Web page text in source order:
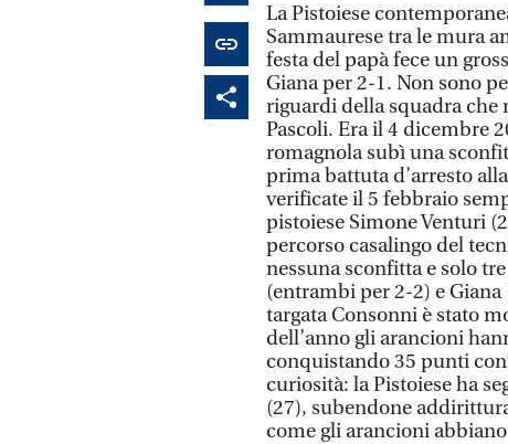
La Pistoiese
Sammaurese tra le mura
festa del papà fece un
Giana per 2-1. Non sono
riguardi della squadra che
Pascoli. Era il 4 dicembre
romagnola subì una
prima battuta d’arresto
verificate il 5 febbraio
pistoiese Simone Venturi
percorso casalingo del
nessuna sconfitta e solo
(entrambi per 2-2) e
targata Consonni è stato
dell’anno gli arancioni
conquistando 35 punti
curiosità: la Pistoiese ha
(27), subendone
come gli arancioni